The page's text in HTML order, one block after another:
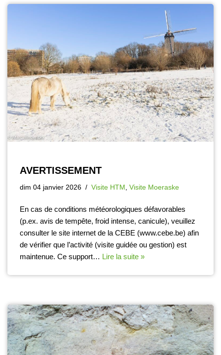
AVERTISSEMENT
dim 04 janvier 2026 Visite HTM Visite Moeraske
En cas de conditions météorologiques défavorables
(p.ex. avis de tempête, froid intense, canicule), veuillez
consulter le site internet de la CEBE (www.cebe.be) afin
de vérifier que l’activité (visite guidée ou gestion) est
maintenue. Ce support… Lire la suite »